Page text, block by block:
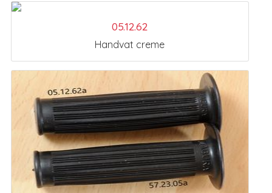
05.12.62
Handvat creme